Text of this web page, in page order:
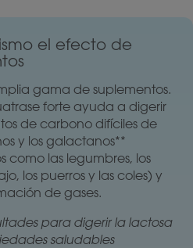
el efecto de
gama de suplementos.
forte ayuda a digerir
de carbono difíciles de
y los galactanos**
como las legumbres, los
los puerros y las coles) y
de gases.
para digerir la lactosa
saludables